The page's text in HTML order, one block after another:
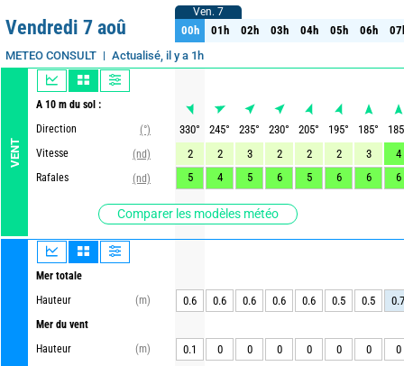
Vendredi 7 aoû
METEO CONSULT Actualisé, il y a 1h
VENT
A 10 m du sol :
Direction
(°)
Vitesse
(nd)
Rafales
(nd)
Comparer les modèles météo
Mer totale
Hauteur
(m)
Mer du vent
Hauteur
(m)
Ven. 7
00h 01h 02h 03h 04h 05h 06h
Ven. 7
00h 01h 02h 03h 04h 05h 06h
330° 245° 235° 230° 205° 195° 185°
185
2
2 3 2 2 2 3
4
5
4 5 6 5 6 6 6
0.6 0.6 0.6 0.6 0.6 0.5 0.5 0.7
0.1 0 0 0 0 0 0 0